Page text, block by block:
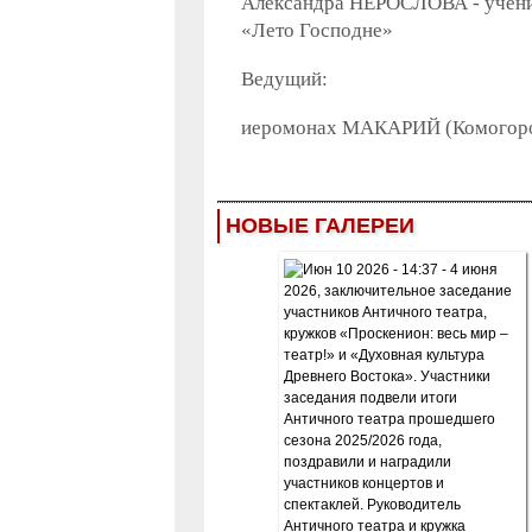
«Лето Господне»
Ведущий:
иеромонах МАКАРИЙ
НОВЫЕ ГАЛЕРЕИ